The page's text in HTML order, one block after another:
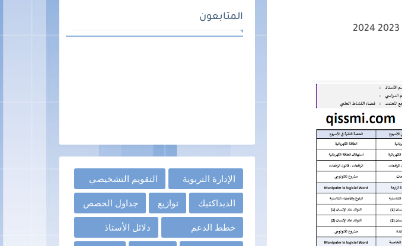
المتابعون
الإدارة التربوية التقويم التشخيصي
الديداكتيك توازيع جداول الحصص
خطط الدعم دلائل الأستاذ